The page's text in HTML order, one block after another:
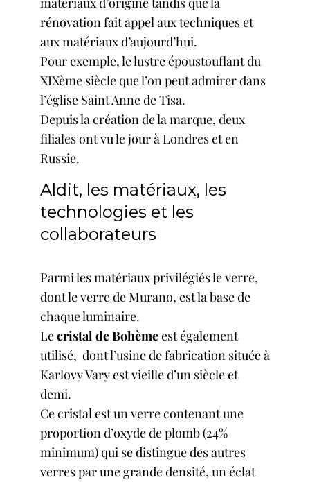
rénovation fait appel aux techniques et
aux matériaux d’aujourd’hui.
Pour exemple, le lustre époustouflant du
XIXème siècle que l’on peut admirer dans
l’église Saint Anne de Tisa.
Depuis la création de la marque, deux
filiales ont vu le jour à Londres et en
Russie.
Aldit, les matériaux, les
technologies et les
collaborateurs
Parmi les matériaux privilégiés le verre,
dontle verre de Murano, est la base de
chaqueluminaire.
Lecristal de Bohèmeest également
utilisé, dont l’usine de fabrication située à
Karlovy Vary est vieille d’un siècle et
demi.
Ce cristal est un verre contenant une
proportion d’oxyde de plomb (24%
minimum) qui se distingue des autres
verres par une grande densité, un éclat